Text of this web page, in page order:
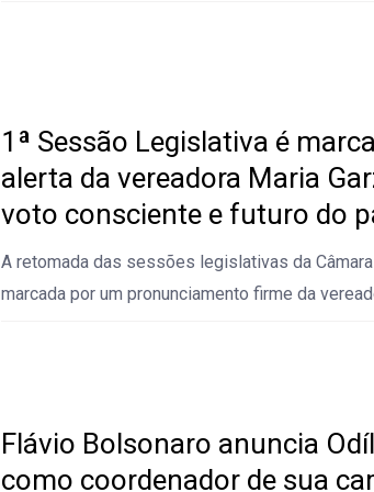
1ª Sessão Legislativa é
alerta da vereadora Maria
voto consciente e futuro do
A retomada das sessões legislativas da
marcada por um pronunciamento firme da
Flávio Bolsonaro anuncia
como coordenador de sua